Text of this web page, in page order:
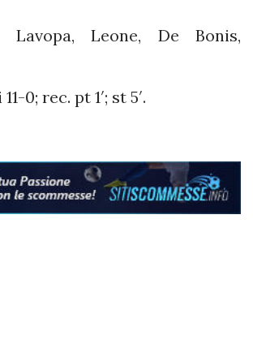
Lavopa, Leone, De Bonis,
0; rec. pt 1′; st 5′.